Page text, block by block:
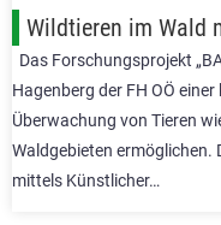
Wildtieren im Wald
Das Forschungsprojekt
Hagenberg der FH OÖ
Überwachung von Tieren
Waldgebieten ermöglichen.
mittels Künstlicher…